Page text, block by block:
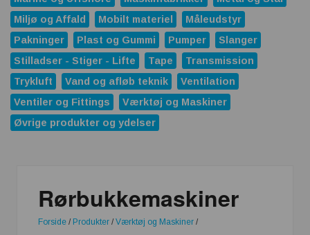
Miljø og Affald
Mobilt materiel
Måleudstyr
Pakninger
Plast og Gummi Pumper
Slanger
Stilladser - Stiger - Lifte
Tape
Transmission
Trykluft
Vand og afløb teknik
Ventilation
Ventiler og Fittings
Værktøj og Maskiner
Øvrige produkter og ydelser
Rørbukkemaskiner
Forside / Produkter / Værktøj og Maskiner /